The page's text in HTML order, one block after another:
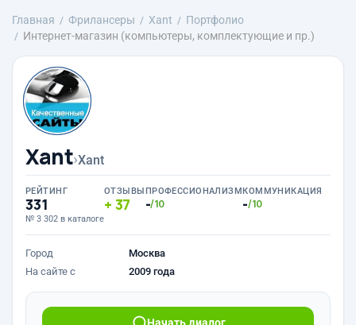
Главная Фрилансеры Xant
Портфолио
Интернет-магазин (компьютеры, комплектующие и пр.)
Xant›Xant
РЕЙТИНГ
331
№ 3 302 в каталоге
ОТЗЫВЫ
37
ПРОФЕССИОНАЛИЗМ
-/10
КОММУНИКАЦИЯ
-/10
Город
Москва
На сайте с
2009 года